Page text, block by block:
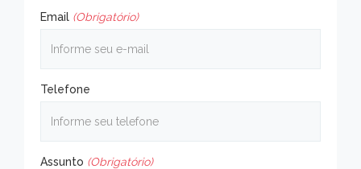
Email (Obrigatório)
Telefone
Assunto (Obrigatório)